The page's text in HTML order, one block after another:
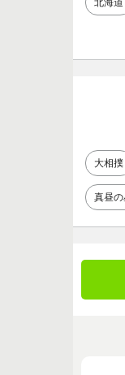
北海道
大相撲
真昼の